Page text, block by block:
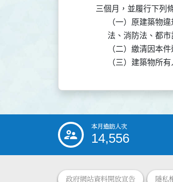
三個月，並履行下
（一）原建築物違規營
法、消防法、
（二）繳清因本件違規
（三）建築物所有人
::: 本月造訪人次
14,556
政府網站資料開放宣告 隱私